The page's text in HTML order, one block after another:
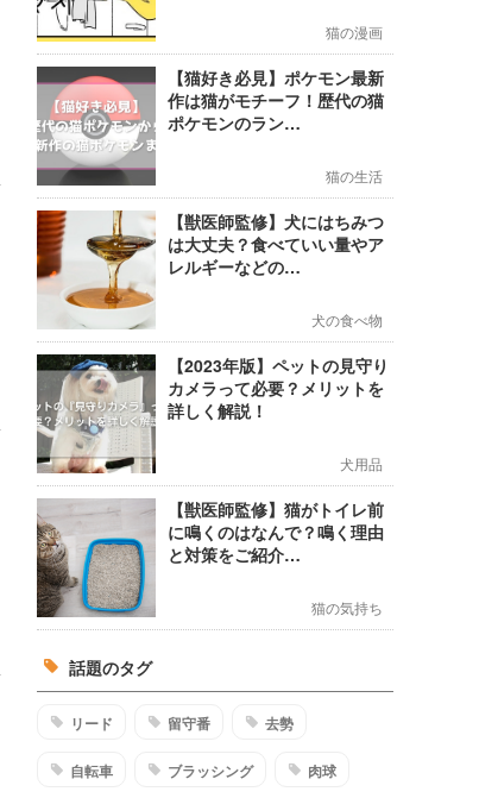
猫の漫画
【猫好き必見】ポケモン最新
作は猫がモチーフ！歴代の猫
ポケモンのラン…
猫の生活
【獣医師監修】犬にはちみつ
は大丈夫？食べていい量やア
レルギーなどの…
犬の食べ物
【2023年版】ペットの見守り
カメラって必要？メリットを
詳しく解説！
犬用品
【獣医師監修】猫がトイレ前
に鳴くのはなんで？鳴く理由
と対策をご紹介…
猫の気持ち
話題のタグ
リード 留守番 去勢
自転車 ブラッシング 肉球